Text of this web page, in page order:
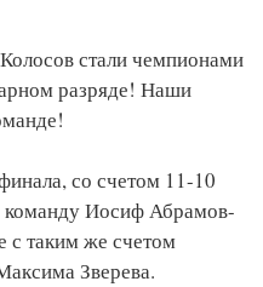
стали чемпионами
разряде! Наши
со счетом 11-10
Иосиф Абрамов-
с таким же счетом
Зверева.